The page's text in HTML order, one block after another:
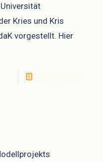
Kries und Kris
vorgestellt. Hier